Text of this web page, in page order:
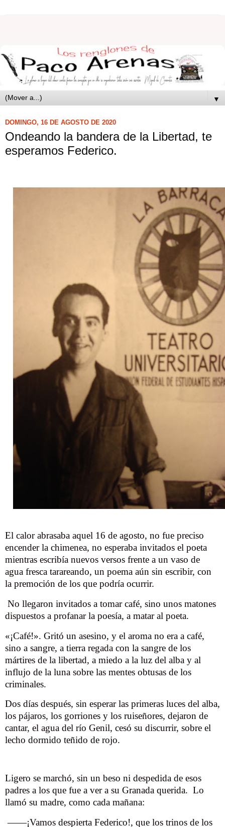
▼
DOMINGO, 16 DE AGOSTO DE 2020
Ondeando la bandera de la Libertad, te
esperamos Federico.
El calor abrasaba aquel 16 de agosto, no fue preciso
encender la chimenea, no esperaba invitados el poeta
mientras escribía nuevos versos frente a un vaso de
agua fresca tarareando, un poema aún sin escribir, con
la premoción de los que podría ocurrir.
No llegaron invitados a tomar café, sino unos matones
dispuestos a profanar la poesía, a matar al poeta.
«¡Café!». Gritó un asesino, y el aroma no era a café,
sino a sangre, a tierra regada con la sangre de los
mártires de la libertad, a miedo a la luz del alba y al
influjo de la luna sobre las mentes obtusas de los
criminales.
Dos días después, sin esperar las primeras luces del alba,
los pájaros, los gorriones y los ruiseñores, dejaron de
cantar, el agua del río Genil, cesó su discurrir, sobre el
lecho dormido teñido de rojo.
Ligero se marchó, sin un beso ni despedida de esos
padres a los que fue a ver a su Granada querida. Lo
llamó su madre, como cada mañana:
——¡Vamos despierta Federico!, que los trinos de los